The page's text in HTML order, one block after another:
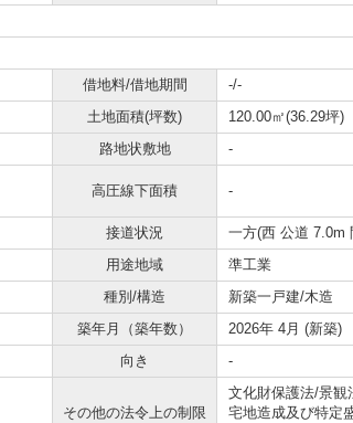
借地料/借地期間
-/-
土地面積(坪数)
120.00㎡(36.29坪)
路地状敷地
-
高圧線下面積 -
接道状況
一方(西 公道 7.0m
用途地域
準工業
種別/構造
新築一戸建/木造
築年月（築年数）
2026年 4月 (新築)
向き -
その他の法令上の制限
文化財保護法/景観
宅地造成及び特定